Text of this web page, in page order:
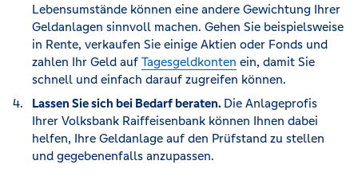
Lebensumstände können eine andere Gewichtung Ihrer
Geldanlagen sinnvoll machen. Gehen Sie beispielsweise
in Rente, verkaufen Sie einige Aktien oder Fonds und
zahlen Ihr Geld auf Tagesgeldkonten ein, damit Sie
schnell und einfach darauf zugreifen können.
Lassen Sie sich bei Bedarf beraten. Die Anlageprofis
Ihrer Volksbank Raiffeisenbank können Ihnen dabei
helfen, Ihre Geldanlage auf den Prüfstand zu stellen
und gegebenenfalls anzupassen.